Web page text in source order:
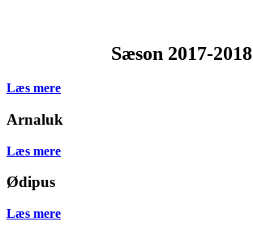
Sæson 2017-2018
Læs mere
Arnaluk
Læs mere
Ødipus
Læs mere